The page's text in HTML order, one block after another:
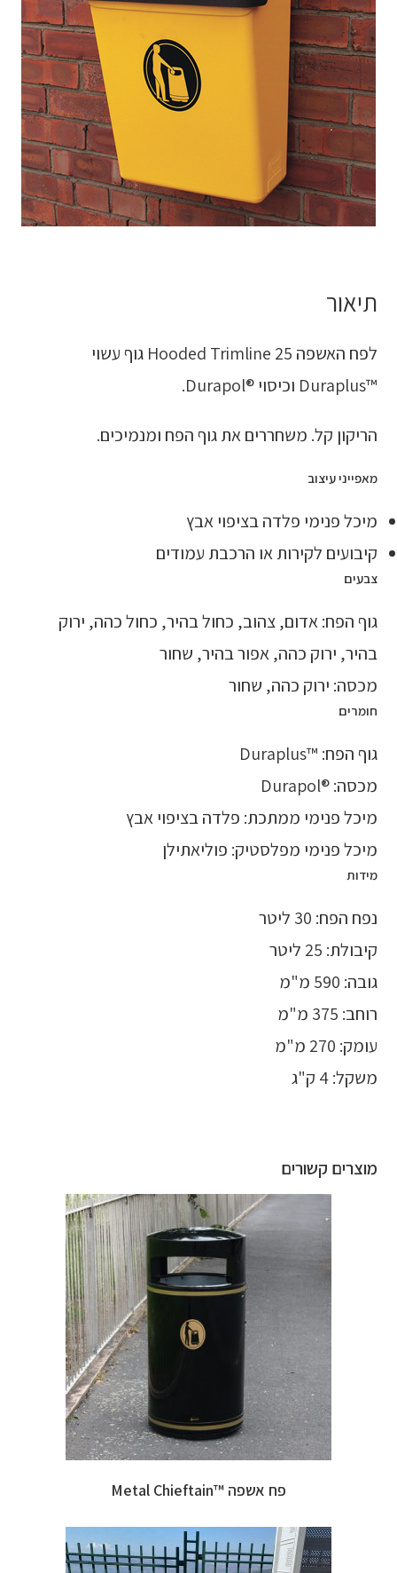
תיאור
לפח האשפה Hooded Trimline 25 גוף עשוי
™Duraplus וכיסוי ®Durapol.
הריקון קל. משחררים את גוף הפח ומנמיכים.
מאפייני עיצוב
מיכל פנימי פלדה בציפוי אבץ
קיבועים לקירות או הרכבת עמודים
צבעים
גוף הפח: אדום, צהוב, כחול בהיר, כחול כהה, ירוק
בהיר, ירוק כהה, אפור בהיר, שחור
מכסה: ירוק כהה, שחור
חומרים
גוף הפח: ™Duraplus
מכסה: ®Durapol
מיכל פנימי ממתכת: פלדה בציפוי אבץ
מיכל פנימי מפלסטיק: פוליאתילן
מידות
נפח הפח: 30 ליטר
קיבולת: 25 ליטר
גובה: 590 מ"מ
רוחב: 375 מ"מ
עומק: 270 מ"מ
משקל: 4 ק"ג
מוצרים קשורים
פח אשפה ™Metal Chieftain